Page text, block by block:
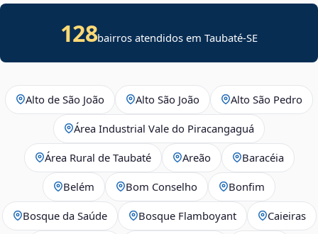
128bairros atendidos emTaubaté-SE
Alto de São João Alto São João Alto São Pedro
Área Industrial Vale do Piracangaguá
Área Rural de Taubaté Areão Baracéia
Belém Bom Conselho Bonfim
Bosque da Saúde Bosque Flamboyant Caieiras